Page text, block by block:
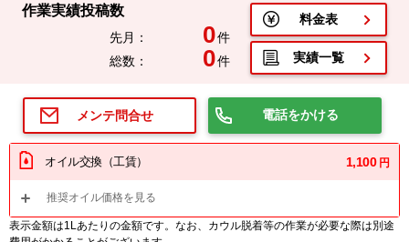
作業実績投稿数
先月： 0件
総数：
0件
料金表
実績一覧
メンテ問合せ 電話をかける
オイル交換（工賃） 1,100 円
推奨オイル価格を見る
表示金額は1Lあたりの金額です。なお、カウル脱着等の作業が必要な際は別途